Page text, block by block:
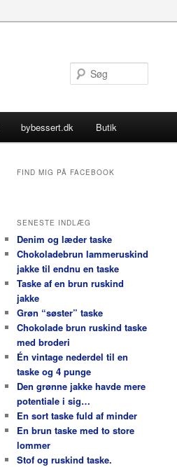
bybessert.dk Butik
FIND MIG PÅ FACEBOOK
SENESTE INDLÆG
Denim og læder taske
Chokoladebrun lammeruskind
jakke til endnu en taske
Taske af en brun ruskind
jakke
Grøn “søster” taske
Chokolade brun ruskind taske
med broderi
Én vintage nederdel til en
taske og 4 punge
Den grønne jakke havde mere
potentiale i sig…
En sort taske fuld af minder
En brun taske med to store
lommer
Stof og ruskind taske.